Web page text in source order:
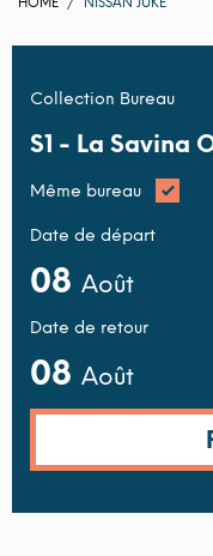
Collection Bureau
S1 - La Savina
Même bureau
Date de départ
08 Août
Date de retour
08 Août